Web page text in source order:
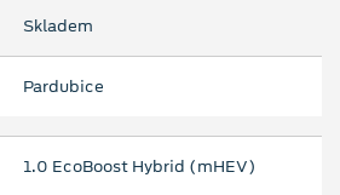
Skladem
Pardubice
1.0 EcoBoost Hybrid (mHEV)